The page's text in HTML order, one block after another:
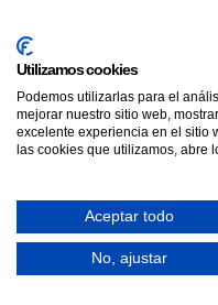
Utilizamos cookies
Podemos utilizarlas para el
mejorar nuestro sitio web,
excelente experiencia en el sitio
las cookies que utilizamos, abre
Aceptar todo
No, ajustar